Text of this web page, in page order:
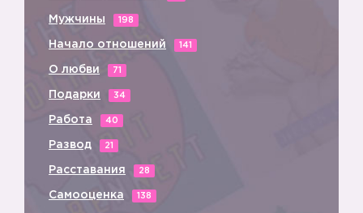
Мужчины 198
Начало отношений 141
О любви 71
Подарки 34
Работа 40
Развод 21
Расставания 28
Самооценка 138